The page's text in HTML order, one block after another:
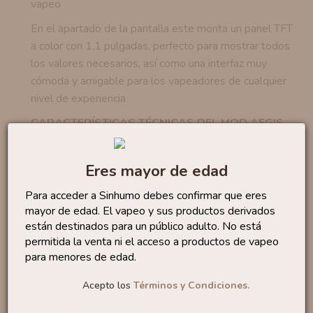
Eres mayor de edad
Para acceder a Sinhumo debes confirmar que eres
mayor de edad. El vapeo y sus productos derivados
están destinados para un público adulto. No está
permitida la venta ni el acceso a productos de vapeo
para menores de edad.
Acepto los Términos y Condiciones.
vapeo
En el apartado de la pantalla este monta un panel TFT
a color con 1,1 pulgadas, perfecto para mostrar todos
los valores necesarios, así como una interfaz muy
cómoda y amigable para los vapeadores de cualquier
nivel de experiencia
CARACTERÍSTICAS TÉCNICAS DEL MOD AEGIS
MAX 100 (MAX 2) DE GEEK VAPE
Dimensiones del mod: -
Pantalla 1,1 pulgadas
Tipo de batería:Externa 18650 (con adaptador),
20700 o 21700 (NO INCLUIDAS)
Rango de potencia:hasta 100w
Puerto de carga:Tipo-C
Conexión del atomizador:Conexión 510